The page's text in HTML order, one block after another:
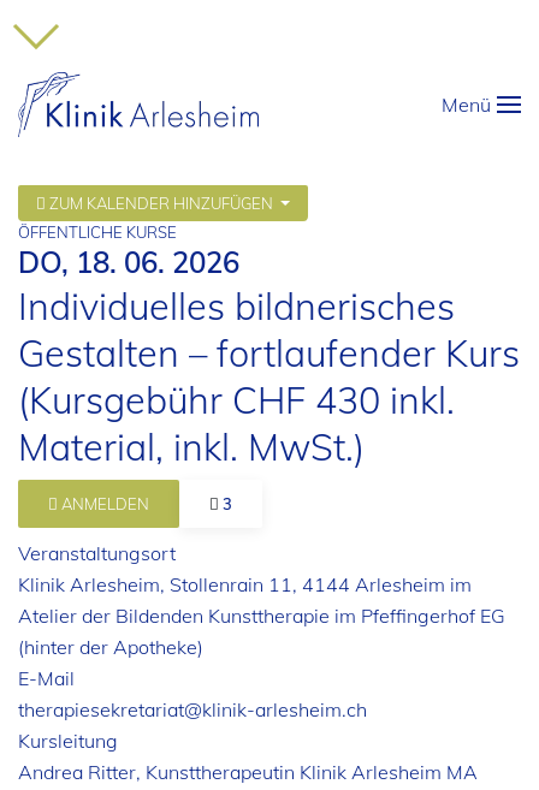
Menü
ZUM KALENDER HINZUFÜGEN
ÖFFENTLICHE KURSE
DO, 18. 06. 2026
Individuelles bildnerisches
Gestalten – fortlaufender Kurs
(Kursgebühr CHF 430 inkl.
Material, inkl. MwSt.)
ANMELDEN 3
Veranstaltungsort
Klinik Arlesheim, Stollenrain 11, 4144 Arlesheim im
Atelier der Bildenden Kunsttherapie im Pfeffingerhof EG
(hinter der Apotheke)
E-Mail
therapiesekretariat@klinik-arlesheim.ch
Kursleitung
Andrea Ritter, Kunsttherapeutin Klinik Arlesheim MA